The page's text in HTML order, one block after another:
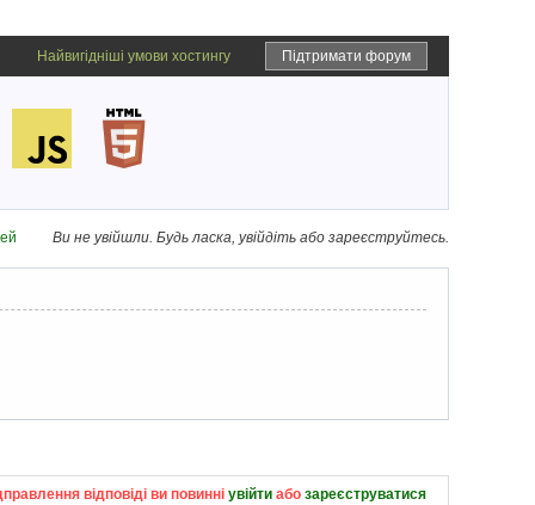
Підтримати форум
Найвигідніші умови хостингу
Ви не увійшли. Будь ласка, увійдіть або зареєструйтесь.
відповіді ви повинні увійти або зареєструватися